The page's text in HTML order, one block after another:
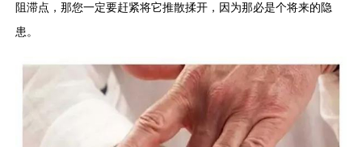
阻滞点，那您一定要赶紧将它推散揉开，因为那必是个将来的隐
患。